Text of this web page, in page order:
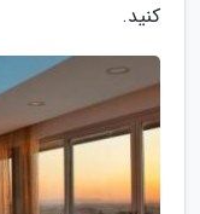
کنید.